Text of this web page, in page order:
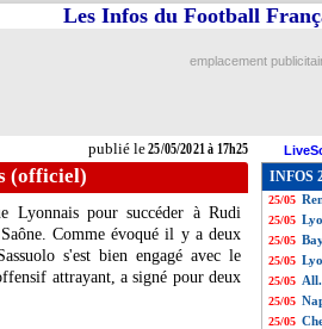
publié le25/05/2021 à 17h25
Les Infos du Football
emplacement
(officiel)
Lyonnais pour succéder à Rudi
Comme évoqué il y a deux
s'est bien engagé avec le
attrayant, a signé pour deux
INFOS
25/05
25/05
25/05
25/05
25/05
25/05
25/05
25/05
25/05 All.
25/05
25/05